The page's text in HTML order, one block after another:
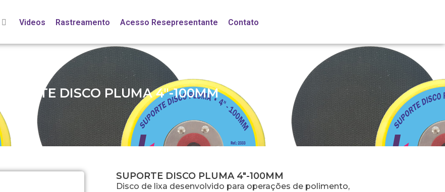
Videos Rastreamento Acesso Resepresentante Contato
SUPORTE DISCO PLUMA 4″-100MM
SUPORTE DISCO PLUMA 4″-100MM
Disco de lixa desenvolvido para operações de polimento,